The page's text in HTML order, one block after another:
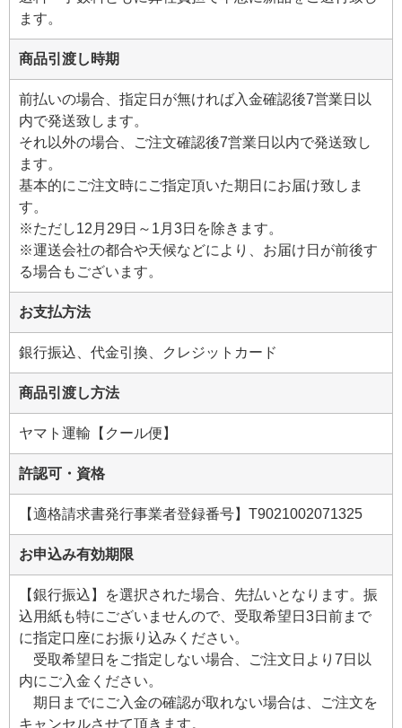
ます。
商品引渡し時期
前払いの場合、指定日が無ければ入金確認後7営業日以
内で発送致します。
それ以外の場合、ご注文確認後7営業日以内で発送致し
ます。
基本的にご注文時にご指定頂いた期日にお届け致しま
す。
※ただし12月29日～1月3日を除きます。
※運送会社の都合や天候などにより、お届け日が前後す
る場合もございます。
お支払方法
銀行振込、代金引換、クレジットカード
商品引渡し方法
ヤマト運輸【クール便】
許認可・資格
【適格請求書発行事業者登録番号】T9021002071325
お申込み有効期限
【銀行振込】を選択された場合、先払いとなります。振
込用紙も特にございませんので、受取希望日3日前まで
に指定口座にお振り込みください。
受取希望日をご指定しない場合、ご注文日より7日以
内にご入金ください。
期日までにご入金の確認が取れない場合は、ご注文を
キャンセルさせて頂きます。